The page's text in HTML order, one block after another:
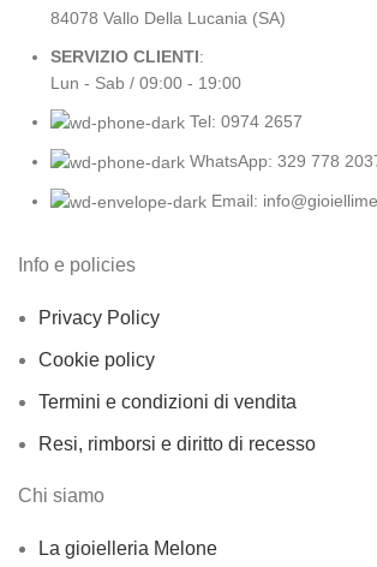
84078 Vallo Della Lucania (SA)
SERVIZIO CLIENTI:
Lun - Sab / 09:00 - 19:00
Tel: 0974 2657
WhatsApp: 329 778
Email:
Info e policies
Privacy Policy
Cookie policy
Termini e condizioni di vendita
Resi, rimborsi e diritto di recesso
Chi siamo
La gioielleria Melone